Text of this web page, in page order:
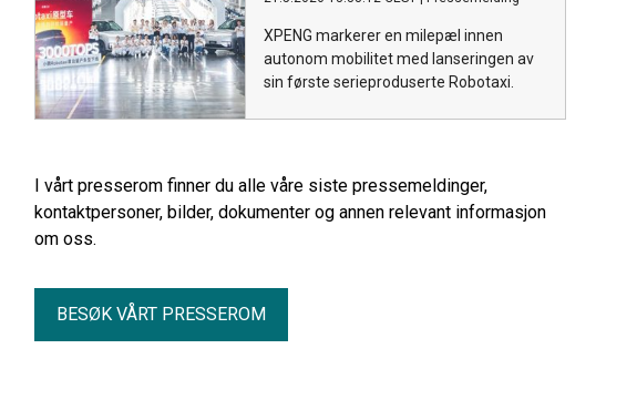
XPENG markerer en milepæl innen
autonom mobilitet med lanseringen av
sin første serieproduserte Robotaxi.
I vårt presserom finner du alle våre siste pressemeldinger,
kontaktpersoner, bilder, dokumenter og annen relevant informasjon
om oss.
BESØK VÅRT PRESSEROM